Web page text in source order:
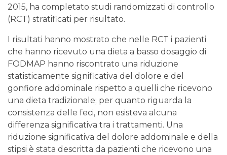
2015, ha completato studi randomizzati di controllo
(RCT) stratificati per risultato.
I risultati hanno mostrato che nelle RCT i pazienti
che hanno ricevuto una dieta a basso dosaggio di
FODMAP hanno riscontrato una riduzione
statisticamente significativa del dolore e del
gonfiore addominale rispetto a quelli che ricevono
una dieta tradizionale; per quanto riguarda la
consistenza delle feci, non esisteva alcuna
differenza significativa tra i trattamenti. Una
riduzione significativa del dolore addominale e della
stipsi è stata descritta da pazienti che ricevono una